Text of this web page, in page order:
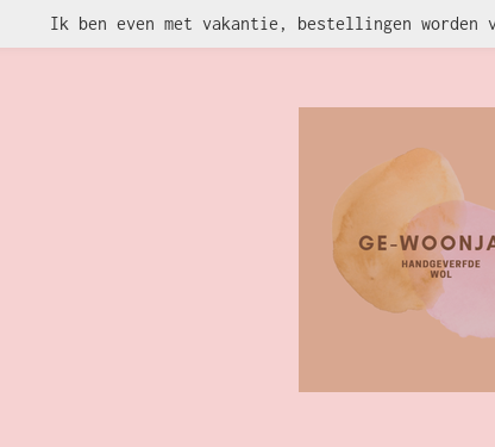
Ik ben even met vakantie, bestellingen worden